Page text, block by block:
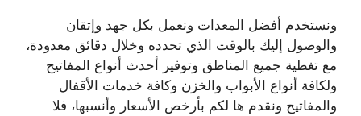
ونستخدم أفضل المعدات ونعمل بكل جهد وإتقان
والوصول إليك بالوقت الذي تحدده وخلال دقائق معدودة،
مع تغطية جميع المناطق وتوفير أحدث أنواع المفاتيح
ولكافة أنواع الأبواب والخزن وكافة خدمات الأقفال
والمفاتيح ونقدم ها لكم بأرخص الأسعار وأنسبها، فلا